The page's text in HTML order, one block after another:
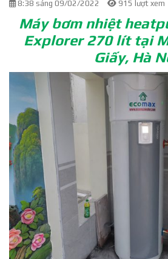
8:38 sáng 09/02/2022 915 lượt xem
Máy bơm nhiệt
Explorer 270 lít tại
Giấy, Hà